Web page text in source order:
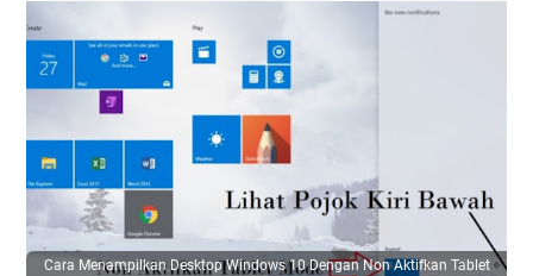
Cara Menampilkan Desktop Windows 10 Dengan Non Aktifkan Tablet